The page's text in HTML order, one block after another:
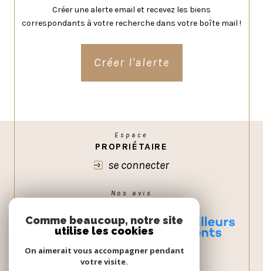
Créer une alerte email et recevez les biens
correspondants à votre recherche dans votre boîte mail !
Créer l'alerte
Espace
PROPRIÉTAIRE
se connecter
Nos avis
Comme beaucoup, notre site
utilise les cookies
On aimerait vous accompagner pendant
votre visite.